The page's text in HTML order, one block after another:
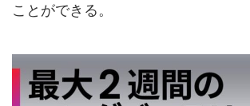
ことができる。